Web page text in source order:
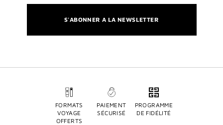
S'ABONNER A LA NEWSLETTER
FORMATS
VOYAGE
OFFERTS
PAIEMENT
SÉCURISÉ
PROGRAMME
DE FIDÉLITÉ